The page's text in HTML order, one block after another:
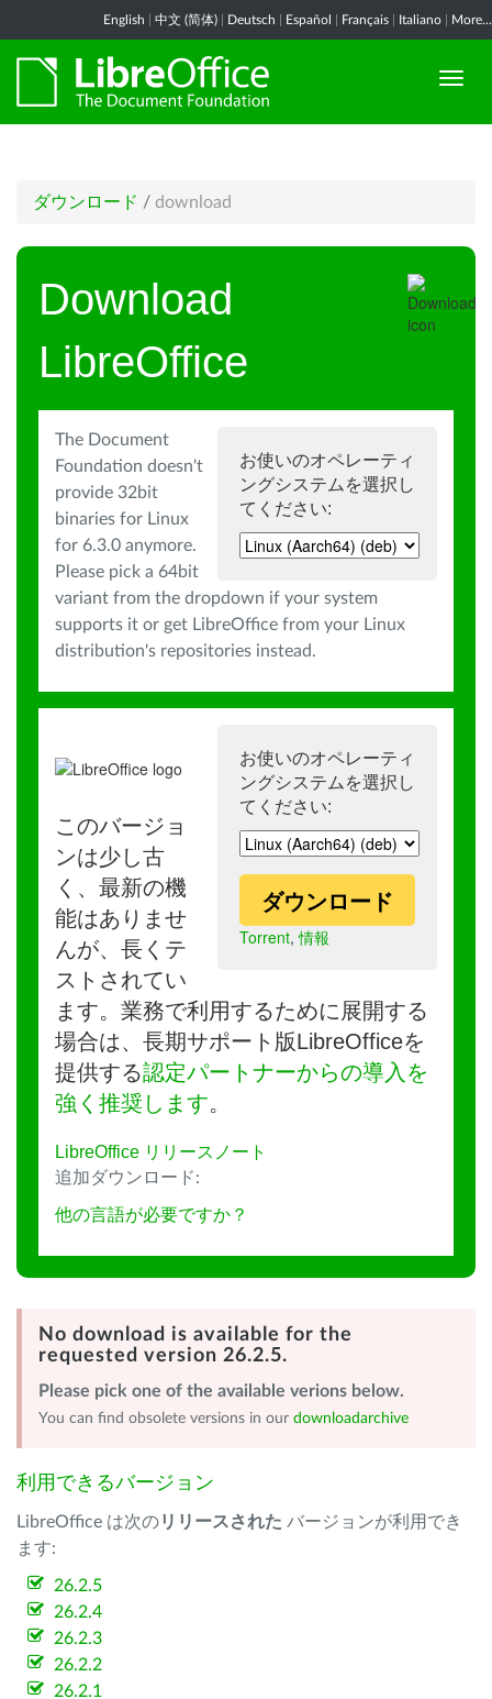
English 中文 (简体) Deutsch Español Français Italiano More...
ダウンロード / download
Download
LibreOffice
お使いのオペレーティ
ングシステムを選択し
てください:
The Document
Foundation doesn't
provide 32bit
binaries for Linux
for 6.3.0 anymore.
Please pick a 64bit
variant from the dropdown if your system
supports it or get LibreOffice from your Linux
distribution's repositories instead.
お使いのオペレーティ
ングシステムを選択し
てください:
ダウンロード
Torrent,情報
このバージョ
ンは少し古
く、最新の機
能はありませ
んが、長くテ
ストされてい
ます。業務で利用するために展開する
場合は、長期サポート版LibreOfficeを
提供する認定パートナーからの導入を
強く推奨します。
LibreOffice リリースノート
追加ダウンロード:
他の言語が必要ですか？
No download is available for the
requested version 26.2.5.
Please pick one of the available verions below.
You can find obsolete versions in our downloadarchive
利用できるバージョン
LibreOffice は次のリリースされた バージョンが利用でき
ます:
26.2.5
26.2.4
26.2.3
26.2.2
26.2.1